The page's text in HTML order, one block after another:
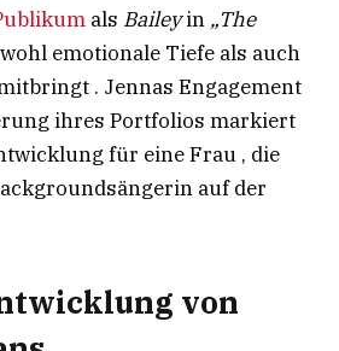
als Baileyin „The
emotionale Tiefe als auch
. Jennas Engagement
ihres Portfolios markiert
für eine Frau , die
auf der
von